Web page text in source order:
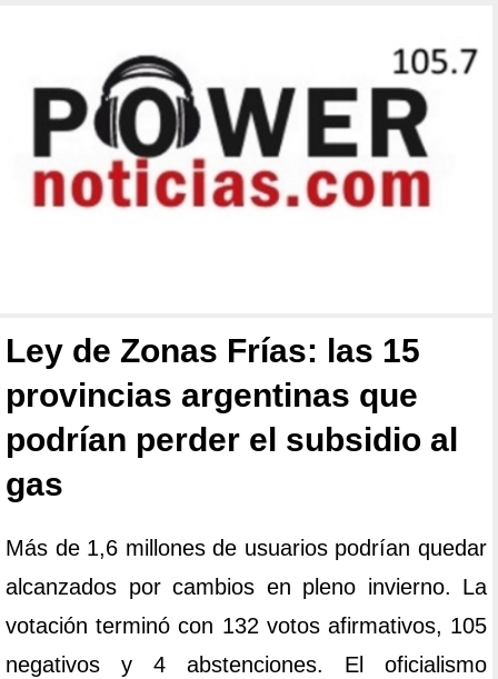
Ley de Zonas Frías: las 15
provincias argentinas que
podrían perder el subsidio al
gas
Más de 1,6 millones de usuarios podrían quedar
alcanzados por cambios en pleno invierno. La
votación terminó con 132 votos afirmativos, 105
negativos y 4 abstenciones. El oficialismo